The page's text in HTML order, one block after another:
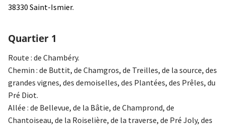
38330 Saint-Ismier.
Quartier 1
Route : de Chambéry.
Chemin : de Buttit, de Chamgros, de Treilles, de la source, des
grandes vignes, des demoiselles, des Plantées, des Prêles, du
Pré Diot.
Allée : de Bellevue, de la Bâtie, de Champrond, de
Chantoiseau, de la Roiselière, de la traverse, de Pré Joly, des